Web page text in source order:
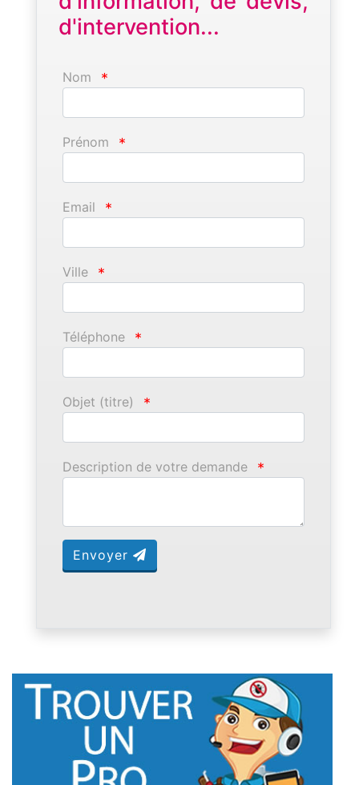
d'intervention...
Nom *
Prénom *
Email *
Ville *
Téléphone *
Objet (titre) *
Description de votre demande *
Envoyer